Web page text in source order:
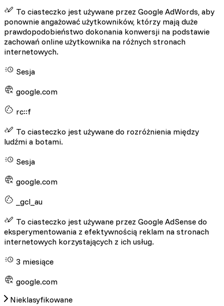
To ciasteczko jest używane przez Google AdWords, aby
ponownie angażować użytkowników, którzy mają duże
prawdopodobieństwo dokonania konwersji na podstawie
zachowań online użytkownika na różnych stronach
internetowych.
Sesja
google.com
rc::f
To ciasteczko jest używane do rozróżnienia między
ludźmi a botami.
Sesja
google.com
_gcl_au
To ciasteczko jest używane przez Google AdSense do
eksperymentowania z efektywnością reklam na stronach
internetowych korzystających z ich usług.
3 miesiące
google.com
Nieklasyfikowane